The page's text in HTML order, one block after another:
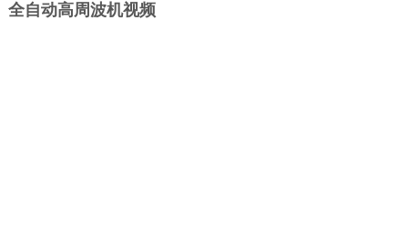
全自动高周波机视频